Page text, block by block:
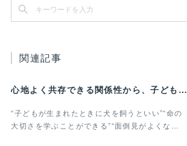
関連記事
心地よく共存できる関係性から、子どもの発達に動物がよりよい影響を与える Vol.3
“子どもが生まれたときに犬を飼うといい”“命の
大切さを学ぶことができる”“面倒見がよくな…